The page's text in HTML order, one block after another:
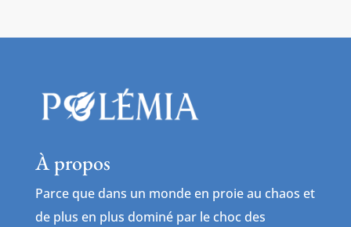
À propos
Parce que dans un monde en proie au chaos et
de plus en plus dominé par le choc des